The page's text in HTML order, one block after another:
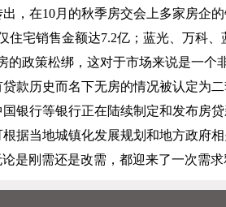
，在10月的秋季房交会上多家房企
住宅销售金额达7.2亿；蓝光、万科
的政策松绑，这对于市场来说是一
款历史而名下无房的情况被认定为
银行等银行正在陆续制定和发布房
据当地城镇化发展规划和地方政府
是刚需还是改需，都迎来了一次需